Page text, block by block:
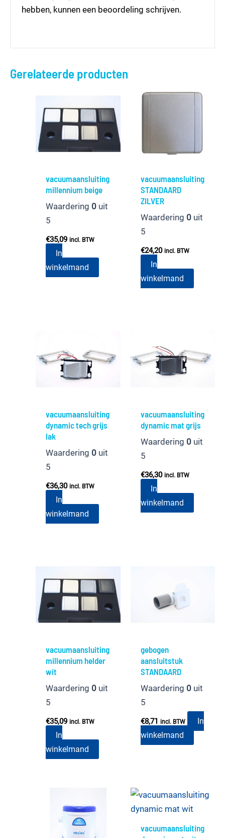
hebben, kunnen een beoordeling schrijven.
Gerelateerde producten
vacuumaansluiting
millennium beige
Waardering 0 uit
5
€35,09 incl. BTW
In
winkelmand
vacuumaansluiting
STANDAARD
ZILVER
Waardering 0uit
5
€24,20 incl. BTW
In
winkelmand
vacuumaansluiting
dynamic tech grijs
lak
Waardering 0 uit
5
€36,30 incl. BTW
In
winkelmand
vacuumaansluiting
dynamic mat grijs
Waardering 0uit
5
€36,30 incl. BTW
In
winkelmand
vacuumaansluiting
millennium helder
wit
Waardering 0 uit
5
€35,09 incl. BTW
In
winkelmand
gebogen
aansluitstuk
STANDAARD
Waardering 0uit
5
€8,71 incl. BTW
In
winkelmand
vacuumaansluiting